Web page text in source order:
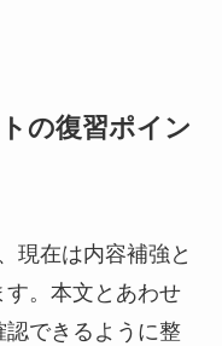
の復習ポイン
現在は内容補強と
す。本文とあわせ
できるように整